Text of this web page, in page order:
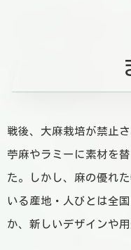
戦後、大麻栽培が禁止
苧麻やラミーに素材を
た。しかし、麻の優れ
いる産地・人びとは全
か、新しいデザインや